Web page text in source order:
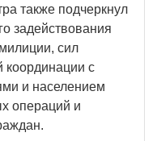
также подчеркнул
задействования
сил
координации с
и населением
операций и